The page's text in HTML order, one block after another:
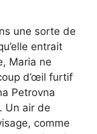
une sorte de
entrait
Maria ne
d’œil furtif
Petrovna
Un air de
comme